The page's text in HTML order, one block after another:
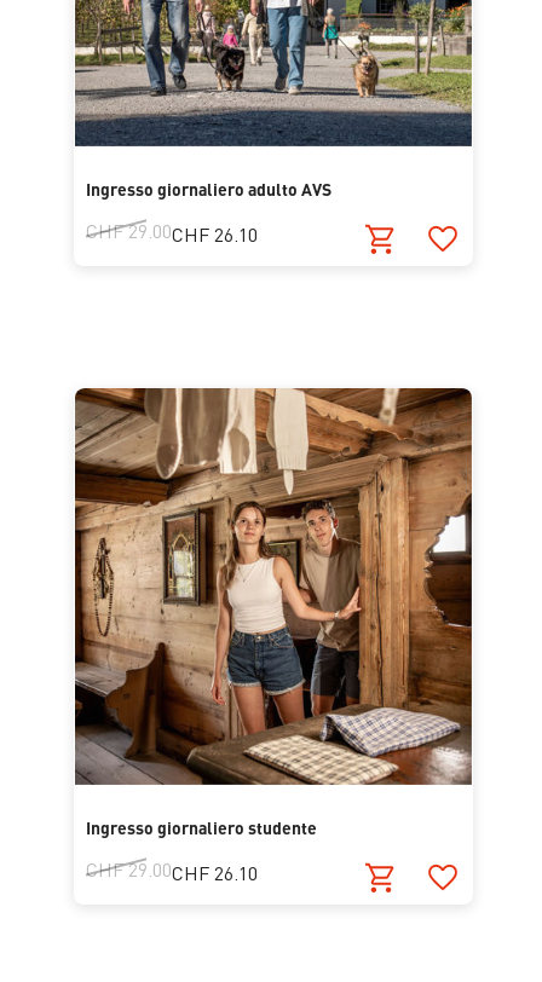
Ingresso giornaliero adulto AVS
CHF 29.00CHF 26.10
Ingresso giornaliero studente
CHF 29.00CHF 26.10